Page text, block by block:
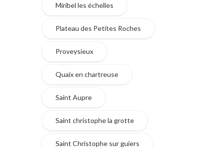
Miribel les échelles
Plateau des Petites Roches
Proveysieux
Quaix en chartreuse
Saint Aupre
Saint christophe la grotte
Saint Christophe sur guiers